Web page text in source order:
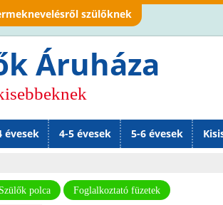
Jump to navigation
szülőknek
Áruháza
Szülők polca Foglalkoztató füzetek
évesek 4-5 évesek 5-6 évesek